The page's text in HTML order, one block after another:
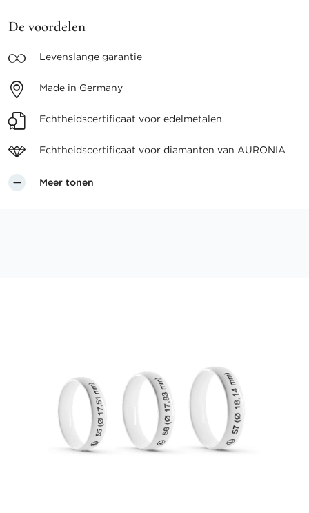
De voordelen
Levenslange garantie
Made in Germany
Echtheidscertificaat voor edelmetalen
Echtheidscertificaat voor diamanten van AURONIA
Meer tonen